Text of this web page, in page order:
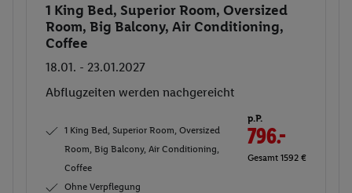
Buchen
1 King Bed, Superior Room, Oversized
Room, Big Balcony, Air Conditioning,
Coffee
18.01. - 23.01.2027
Abflugzeiten werden nachgereicht
1 King Bed, Superior Room, Oversized
Room, Big Balcony, Air Conditioning,
Coffee
Ohne Verpflegung
p.P.
796.-
Gesamt 1592 €